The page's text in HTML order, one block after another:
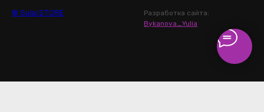
© Gulai.STORE
Разработка сайта:
Bykanova_Yulia